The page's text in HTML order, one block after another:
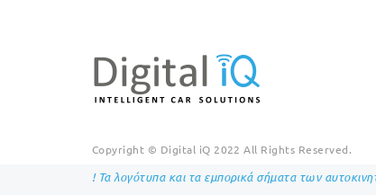
Copyright © Digital iQ 2022 All Rights Reserved.
! Τα λογότυπα και τα εμπορικά σήματα των